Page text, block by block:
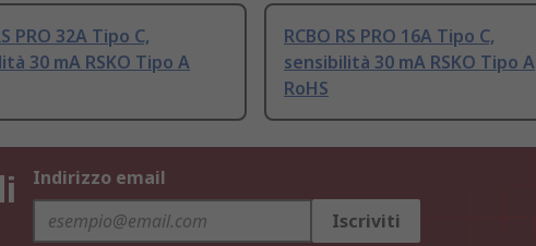
PRO 32A Tipo C,
30 mA RSKO Tipo A
RCBO RS PRO 16A Tipo C,
sensibilità 30 mA RSKO Tipo A
RoHS
Indirizzo email
Iscriviti